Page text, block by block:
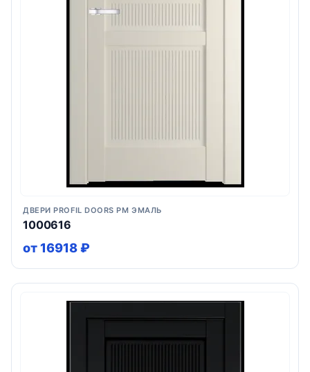
ДВЕРИ PROFIL DOORS PM ЭМАЛЬ
1000616
от 16918 ₽